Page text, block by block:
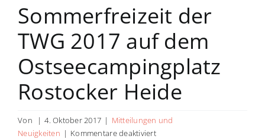
Sommerfreizeit der
TWG 2017 auf dem
Ostseecampingplatz
Rostocker Heide
Von | 4. Oktober 2017 | Mitteilungen und
Neuigkeiten | Kommentare deaktiviertfür